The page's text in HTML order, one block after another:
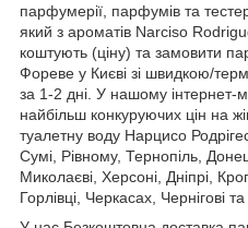
парфумерії, парфумів та
який з ароматів Narciso
коштують (ціну) та замовити
Фореве у Києві зі швидкою/
за 1-2 дні. У нашому інтернет-
найбільш конкуруючих цін на
туалетну воду Нарцисо
Сумі, Рівному, Тернопіль,
Миколаєві, Херсоні, Дніпрі,
Горлівці, Черкасах, Чернігові та